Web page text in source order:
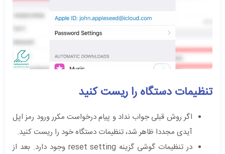
تنظیمات دستگاه را ریست کنید
اگر روش قبلی جواب نداد و پیام درخواست مکرر ورود رمز اپل
آیدی مجددا ظاهر شد، تنظیمات دستگاه خود را ریست کنید.
در تنظیمات گوشی گزینه reset setting وجود دارد. بعد از